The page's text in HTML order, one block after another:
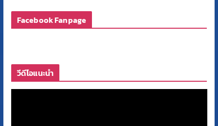
Facebook Fanpage
วีดีโอแนะนำ